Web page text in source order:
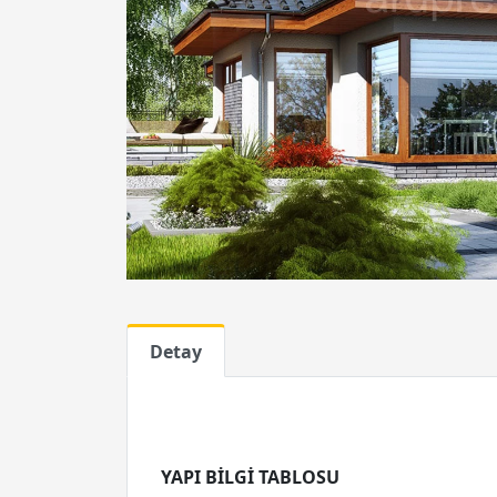
Previous
Detay
YAPI BİLGİ TABLOSU